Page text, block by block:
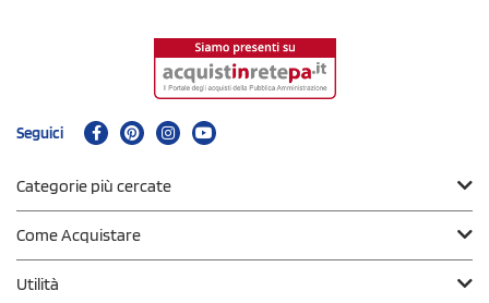
Seguici
Categorie più cercate
Come Acquistare
Utilità